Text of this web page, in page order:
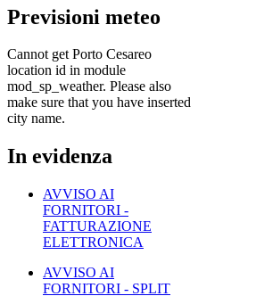
Previsioni meteo
Cannot get Porto Cesareo
location id in module
mod_sp_weather. Please also
make sure that you have inserted
city name.
In evidenza
AVVISO AI
FORNITORI -
FATTURAZIONE
ELETTRONICA
AVVISO AI
FORNITORI - SPLIT